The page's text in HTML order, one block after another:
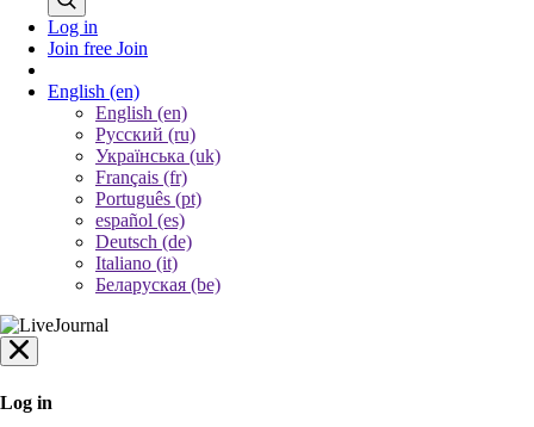
Log in
Join free Join
English (en)
English (en)
Русский (ru)
Українська (uk)
Français (fr)
Português (pt)
español (es)
Deutsch (de)
Italiano (it)
Беларуская (be)
Log in